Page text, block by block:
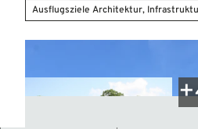
Ausflugsziele Architektur,